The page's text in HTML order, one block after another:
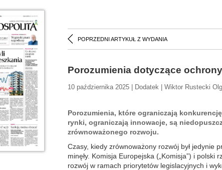
POPRZEDNI ARTYKUŁ Z WYDANIA
Porozumienia dotyczące
10 października 2025 | Dodatek | Wiktor Rustecki
Porozumienia, które ograniczają
rynki, ograniczają innowacje, są
zrównoważonego rozwoju.
Czasy, kiedy zrównoważony rozwój był jedynie
minęły. Komisja Europejska („Komisja”) i
rozwój w ramach priorytetów legislacyjnych i